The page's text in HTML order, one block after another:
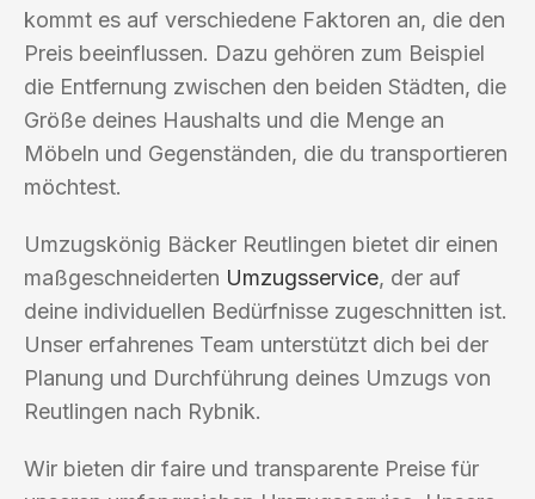
kommt es auf verschiedene Faktoren an, die den
Preis beeinflussen. Dazu gehören zum Beispiel
die Entfernung zwischen den beiden Städten, die
Größe deines Haushalts und die Menge an
Möbeln und Gegenständen, die du transportieren
möchtest.
Umzugskönig Bäcker Reutlingen bietet dir einen
maßgeschneiderten Umzugsservice, der auf
deine individuellen Bedürfnisse zugeschnitten ist.
Unser erfahrenes Team unterstützt dich bei der
Planung und Durchführung deines Umzugs von
Reutlingen nach Rybnik.
Wir bieten dir faire und transparente Preise für